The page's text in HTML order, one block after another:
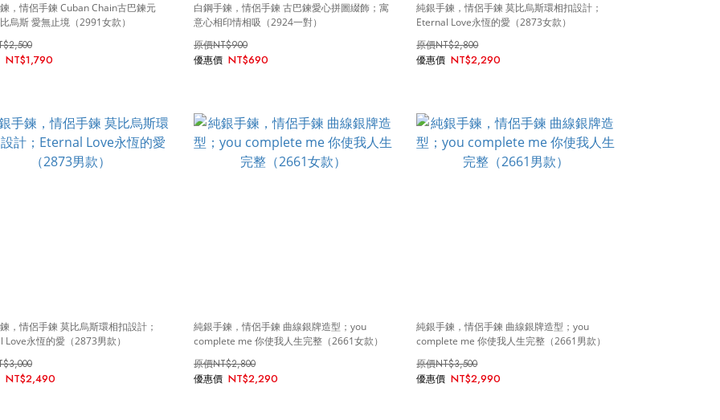
，情侶手鍊 Cuban Chain古巴鍊元
烏斯 愛無止境（2991女款）
NT$1,790
白鋼手鍊，情侶手鍊 古巴鍊愛心拼圖綴飾；寓
意心相印情相吸（2924一對）
NT$900
NT$690
純銀手鍊，情侶手鍊 莫比烏斯環相扣設計；
Eternal Love永恆的愛（2873女款）
NT$2,800
NT$2,290
，情侶手鍊 莫比烏斯環相扣設計；
Love永恆的愛（2873男款）
NT$2,490
純銀手鍊，情侶手鍊 曲線銀牌造型；you
complete me 你使我人生完整（2661女款）
NT$2,800
NT$2,290
純銀手鍊，情侶手鍊 曲線銀牌造型；you
complete me 你使我人生完整（2661男款）
NT$3,500
NT$2,990